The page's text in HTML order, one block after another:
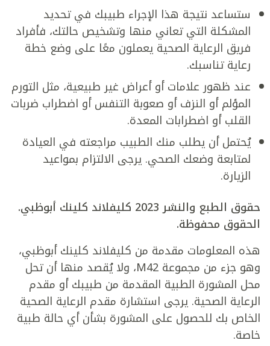
ستساعد نتيجة هذا الإجراء طبيبك في تحديد
المشكلة التي تعاني منها وتشخيص حالتك، فأفراد
فريق الرعاية الصحية يعملون معًا على وضع خطة
رعاية تناسبك.
عند ظهور علامات أو أعراض غير طبيعية، مثل التورم
المؤلم أو النزف أو صعوبة التنفس أو اضطراب ضربات
القلب أو اضطرابات المعدة.
يُحتمل أن يطلب منك الطبيب مراجعته في العيادة
لمتابعة وضعك الصحي. يرجى الالتزام بمواعيد
الزيارة.
حقوق الطبع والنشر 2023 كليفلاند كلينك أبوظبي.
الحقوق محفوظة.
هذه المعلومات مقدمة من كليفلاند كلينك أبوظبي،
وهو جزء من مجموعة M42، ولا يُقصد منها أن تحل
محل المشورة الطبية المقدمة من طبيبك أو مقدم
الرعاية الصحية. يرجى استشارة مقدم الرعاية الصحية
الخاص بك للحصول على المشورة بشأن أي حالة طبية
خاصة.